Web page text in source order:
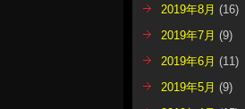
2019年8月 (16)
2019年7月 (9)
2019年6月 (11)
2019年5月 (9)